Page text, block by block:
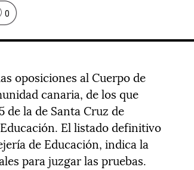
0
oposiciones al Cuerpo de
canaria, de los que
de la de Santa Cruz de
El listado definitivo
de Educación, indica la
para juzgar las pruebas.